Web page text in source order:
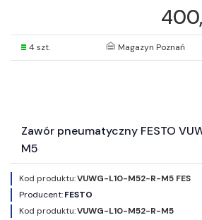
4 szt. Magazyn Poznań
Zawór pneumatyczny FESTO
M5
Kod produktu:VUWG-L10-M52-R-M5 FES
Producent:FESTO
Kod produktu:VUWG-L10-M52-R-M5